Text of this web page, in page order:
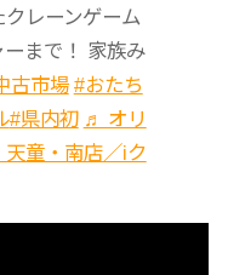
レーンゲーム
まで！ 家族み
古市場 #おたち
#県内初 ♬ オリ
童・南店／iク